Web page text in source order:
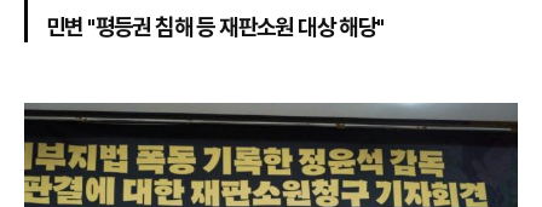
민변 "평등권 침해 등 재판소원 대상 해당"